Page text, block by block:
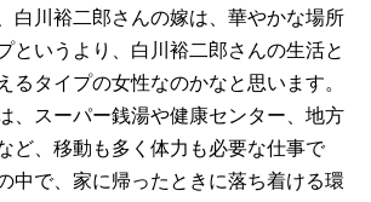
白川裕二郎さんの嫁は、華やかな場所
というより、白川裕二郎さんの生活と
るタイプの女性なのかなと思います。
、スーパー銭湯や健康センター、地方
ど、移動も多く体力も必要な仕事で
中で、家に帰ったときに落ち着ける環